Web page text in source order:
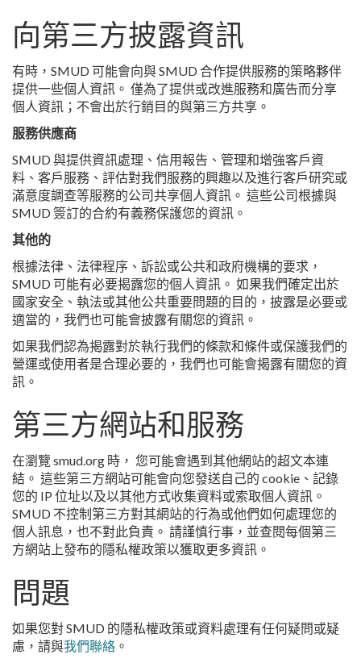
向第三方披露資訊
有時，SMUD 可能會向與 SMUD 合作提供服務的策略夥伴
提供一些個人資訊。 僅為了提供或改進服務和廣告而分享
個人資訊；不會出於行銷目的與第三方共享。
服務供應商
SMUD 與提供資訊處理、信用報告、管理和增強客戶資
料、客戶服務、評估對我們服務的興趣以及進行客戶研究或
滿意度調查等服務的公司共享個人資訊。 這些公司根據與
SMUD 簽訂的合約有義務保護您的資訊。
其他的
根據法律、法律程序、訴訟或公共和政府機構的要求，
SMUD 可能有必要揭露您的個人資訊。 如果我們確定出於
國家安全、執法或其他公共重要問題的目的，披露是必要或
適當的，我們也可能會披露有關您的資訊。
如果我們認為揭露對於執行我們的條款和條件或保護我們的
營運或使用者是合理必要的，我們也可能會揭露有關您的資
訊。
第三方網站和服務
在瀏覽 smud.org 時， 您可能會遇到其他網站的超文本連
結。 這些第三方網站可能會向您發送自己的 cookie、記錄
您的 IP 位址以及以其他方式收集資料或索取個人資訊。
SMUD 不控制第三方對其網站的行為或他們如何處理您的
個人訊息，也不對此負責。 請謹慎行事，並查閱每個第三
方網站上發布的隱私權政策以獲取更多資訊。
問題
如果您對 SMUD 的隱私權政策或資料處理有任何疑問或疑
慮，請與我們聯絡 。